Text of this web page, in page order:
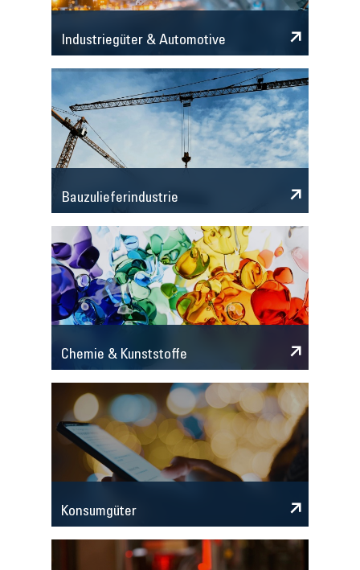
Industriegüter & Automotive
Bauzulieferindustrie
Chemie & Kunststoffe
Konsumgüter